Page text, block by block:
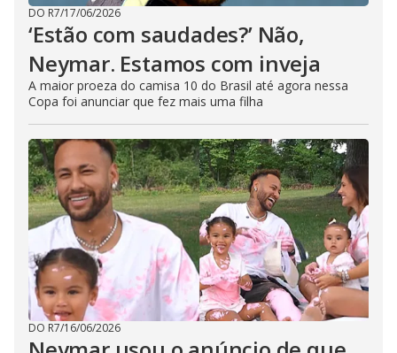
DO R7/17/06/2026
‘Estão com saudades?’ Não,
Neymar. Estamos com inveja
A maior proeza do camisa 10 do Brasil até agora nessa
Copa foi anunciar que fez mais uma filha
DO R7/16/06/2026